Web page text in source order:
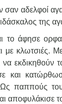
σαν αδελφοί
της
το άφησε
με κλωτσιές.
εκδικηθούν
και
Ως παππούς
αποφυλάκισε